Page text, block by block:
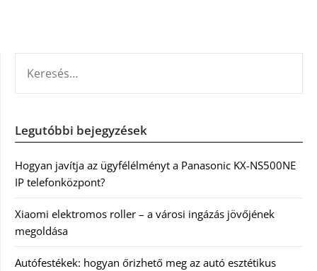
Legutóbbi bejegyzések
Hogyan javítja az ügyfélélményt a Panasonic KX-NS500NE
IP telefonközpont?
Xiaomi elektromos roller – a városi ingázás jövőjének
megoldása
Autófestékek: hogyan őrizhető meg az autó esztétikus